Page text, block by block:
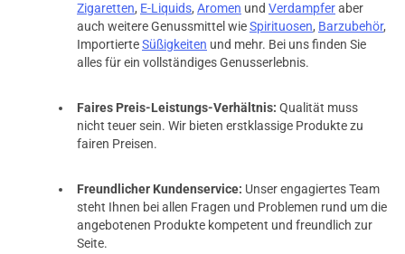
Zigaretten, E-Liquids, Aromen und Verdampferaber
auch weitere Genussmittel wieSpirituosen, Barzubehör,
ImportierteSüßigkeiten und mehr. Bei uns finden Sie
alles für ein vollständiges Genusserlebnis.
Faires Preis-Leistungs-Verhältnis: Qualität muss
nicht teuer sein. Wir bieten erstklassige Produkte zu
fairen Preisen.
Freundlicher Kundenservice: Unser engagiertes Team
steht Ihnen bei allen Fragen und Problemen rund um die
angebotenen Produkte kompetent und freundlich zur
Seite.